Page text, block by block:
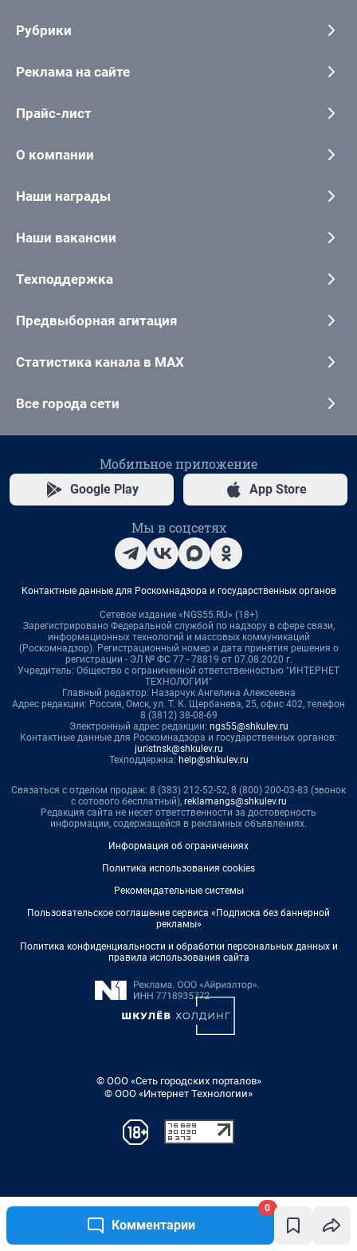
Комментарии
0